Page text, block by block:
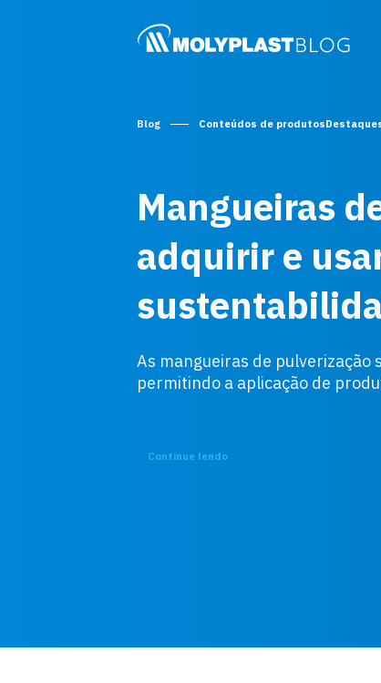
Blog Conteúdos de produtos
Mangueiras
adquirir e
As mangueiras de
permitindo a aplicação de
Continue lendo